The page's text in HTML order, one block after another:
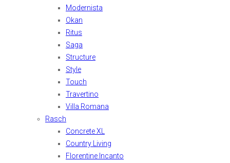
Modernista
Okan
Ritus
Saga
Structure
Style
Touch
Travertino
Villa Romana
Rasch
Concrete XL
Country Living
Florentine Incanto